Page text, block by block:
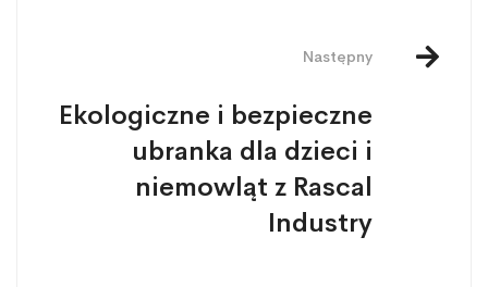
Następny
Ekologiczne i bezpieczne
ubranka dla dzieci i
niemowląt z Rascal
Industry